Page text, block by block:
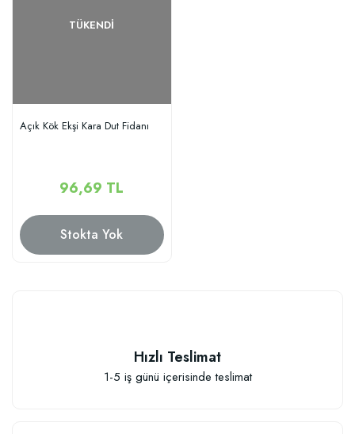
TÜKENDI
Açık Kök Ekşi Kara Dut Fidanı
96,69 TL
Stokta Yok
Hızlı Teslimat
1-5 iş günü içerisinde teslimat